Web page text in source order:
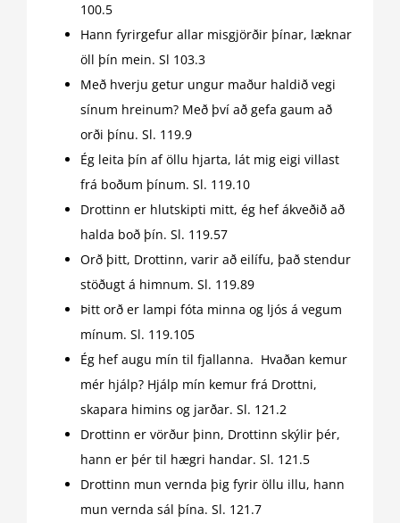
100.5
Hann fyrirgefur allar misgjörðir þínar, læknar
öll þín mein. Sl 103.3
Með hverju getur ungur maður haldið vegi
sínum hreinum? Með því að gefa gaum að
orði þínu. Sl. 119.9
Ég leita þín af öllu hjarta, lát mig eigi villast
frá boðum þínum. Sl. 119.10
Drottinn er hlutskipti mitt, ég hef ákveðið að
halda boð þín. Sl. 119.57
Orð þitt, Drottinn, varir að eilífu, það stendur
stöðugt á himnum. Sl. 119.89
Þitt orð er lampi fóta minna og ljós á vegum
mínum. Sl. 119.105
Ég hef augu mín til fjallanna. Hvaðan kemur
mér hjálp? Hjálp mín kemur frá Drottni,
skapara himins og jarðar. Sl. 121.2
Drottinn er vörður þinn, Drottinn skýlir þér,
hann er þér til hægri handar. Sl. 121.5
Drottinn mun vernda þig fyrir öllu illu, hann
mun vernda sál þína. Sl. 121.7